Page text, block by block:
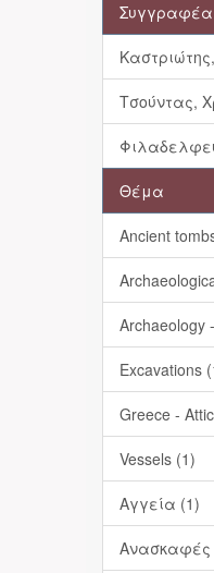
Συγγραφέα
Τσούντας,
Θέμα
Ancient
Archaeology
Excavations
Greece -
Vessels (1)
Αγγεία (1)
Ανασκαφές